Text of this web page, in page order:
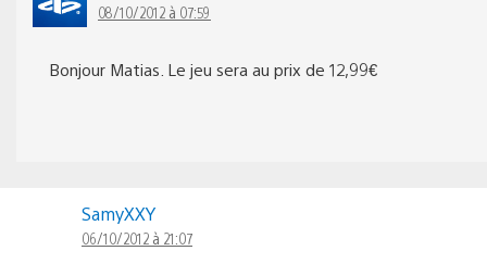
08/10/2012 à 07:59
Bonjour Matias. Le jeu sera au prix de 12,99€
SamyXXY
06/10/2012 à 21:07